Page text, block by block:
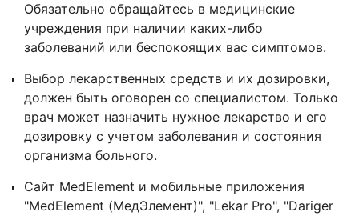
Обязательно обращайтесь в медицинские
учреждения при наличии каких-либо
заболеваний или беспокоящих вас симптомов.
Выбор лекарственных средств и их дозировки,
должен быть оговорен со специалистом. Только
врач может назначить нужное лекарство и его
дозировку с учетом заболевания и состояния
организма больного.
Сайт MedElement и мобильные приложения
"MedElement (МедЭлемент)", "Lekar Pro", "Dariger